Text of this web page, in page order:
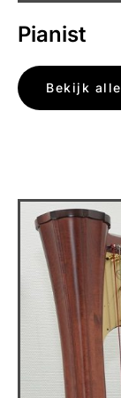
Pianist
Bekijk alle